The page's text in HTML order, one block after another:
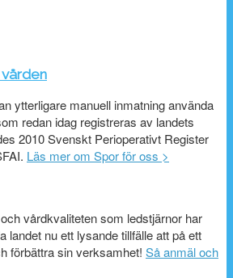
ytterligare manuell inmatning använda
redan idag registreras av landets
2010 Svenskt Perioperativt Register
Läs mer om Spor för oss >
vårdkvaliteten som ledstjärnor har
landet nu ett lysande tillfälle att på ett
förbättra sin verksamhet! Så anmäl och